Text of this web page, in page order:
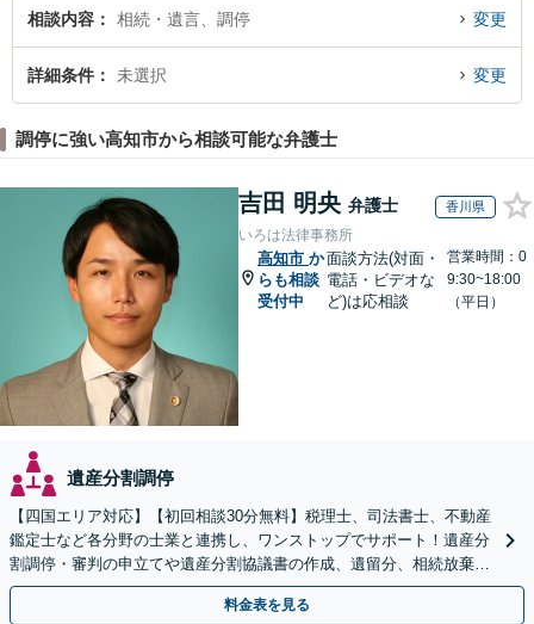
調停のトラブル解決の実績豊富な近くの弁護士を検索したい』『初回相談無料
で遺産分割調停を法律相談できる高知市内の弁護士に相談予約したい』などで
お困りの相談者さんにおすすめです。
相談内容 相続・遺言、調停 変更
詳細条件 未選択 変更
調停に強い高知市から相談可能な弁護士
吉田 明央 弁護士 香川県
いろは法律事務所
高知市 か
らも相談
受付中
面談方法(対面・
電話・ビデオな
ど)は応相談
営業時間：0
9:30~18:00
（平日）
遺産分割調停
【四国エリア対応】【初回相談30分無料】税理士、司法書士、不動産
鑑定士など各分野の士業と連携し、ワンストップでサポート！遺産分
割調停・審判の申立てや遺産分割協議書の作成、遺留分、相続放棄、
遺言書など幅広いご相談に対応【オンライン面談OK】
料金表を見る